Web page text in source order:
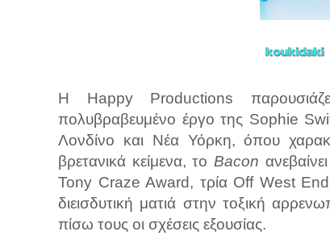
Η Happy Productions
πολυβραβευμένο έργο της Sophie
Λονδίνο και Νέα Υόρκη, όπου
βρετανικά κείμενα, το Bacon
Tony Craze Award, τρία Off West
διεισδυτική ματιά στην τοξική
πίσω τους οι σχέσεις εξουσίας.